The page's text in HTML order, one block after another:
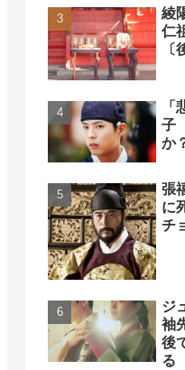
綾
仁
〔
子
か
張
に
チ
ジ
袖
後
る